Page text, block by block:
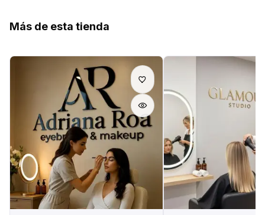
Más de esta tienda